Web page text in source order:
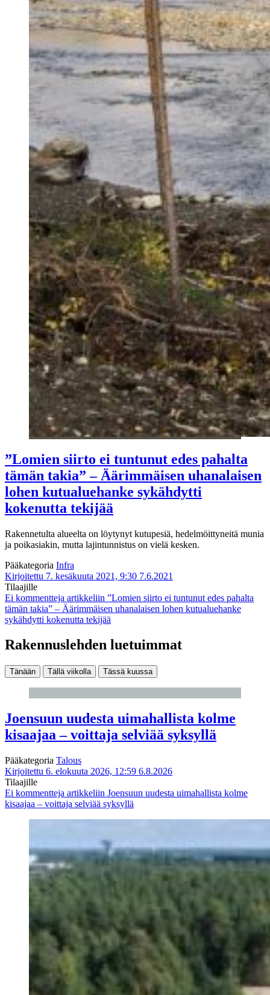
”Lomien siirto ei tuntunut edes pahalta
tämän takia” – Äärimmäisen uhanalaisen
lohen kutualuehanke sykähdytti
kokenutta tekijää
Rakennetulta alueelta on löytynyt kutupesiä, hedelmöittyneitä munia
ja poikasiakin, mutta lajintunnistus on vielä kesken.
Pääkategoria Infra
Kirjoitettu 7. kesäkuuta 2021, 9:30 7.6.2021
Tilaajille
Ei kommentteja artikkeliin ”Lomien siirto ei tuntunut edes pahalta
tämän takia” – Äärimmäisen uhanalaisen lohen kutualuehanke
sykähdytti kokenutta tekijää
Rakennuslehden luetuimmat
Tänään Tällä viikolla Tässä kuussa
Joensuun uudesta uimahallista kolme
kisaajaa – voittaja selviää syksyllä
Pääkategoria Talous
Kirjoitettu 6. elokuuta 2026, 12:59 6.8.2026
Tilaajille
Ei kommentteja artikkeliin Joensuun uudesta uimahallista kolme
kisaajaa – voittaja selviää syksyllä